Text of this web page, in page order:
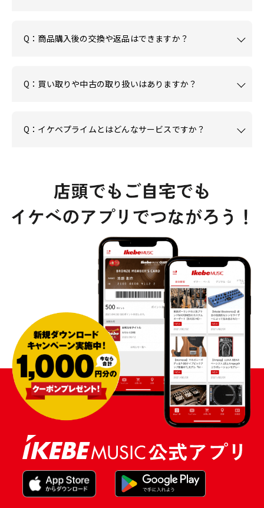
Q：商品購入後の交換や返品はできますか？
Q：買い取りや中古の取り扱いはありますか？
Q：イケベプライムとはどんなサービスですか？